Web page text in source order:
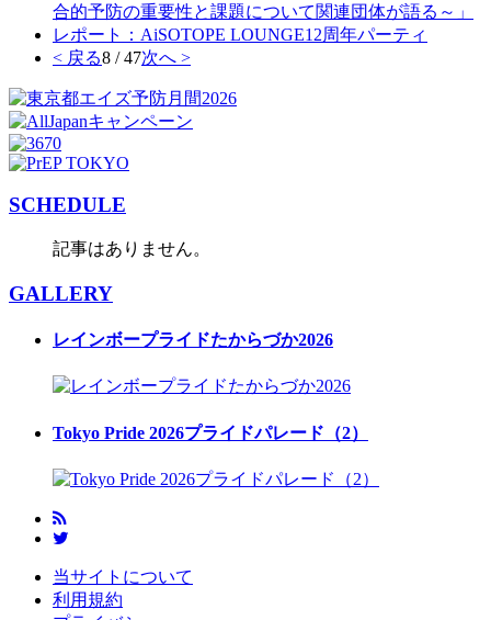
合的予防の重要性と課題について関連団体が語る～」
レポート：AiSOTOPE LOUNGE12周年パーティ
< 戻る8 / 47次へ >
SCHEDULE
記事はありません。
GALLERY
レインボープライドたからづか2026
Tokyo Pride 2026プライドパレード（2）
当サイトについて
利用規約